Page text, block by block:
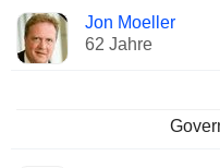
Jon Moeller
62 Jahre